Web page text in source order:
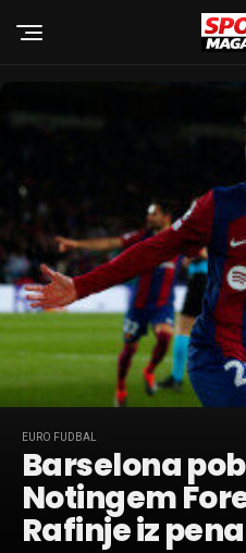
EURO FUDBAL
Barselona
Notingem
Rafinje iz